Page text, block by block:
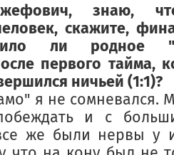
знаю,
скажите,
ли родное
первого тайма,
ничьей (1:1)?
я не сомневался.
и с
же были нервы у